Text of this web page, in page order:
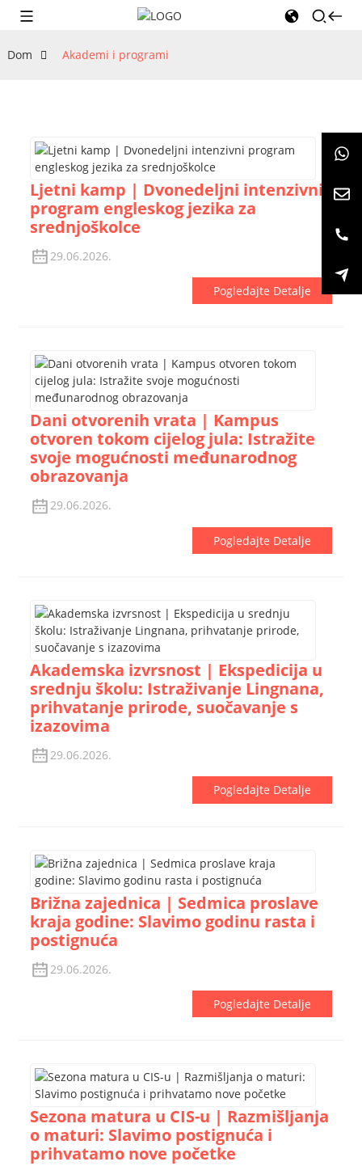
Dom Akademi i programi
Ljetni kamp | Dvonedeljni intenzivni
program engleskog jezika za
srednjoškolce
29.06.2026.
Pogledajte Detalje
Dani otvorenih vrata | Kampus
otvoren tokom cijelog jula: Istražite
svoje mogućnosti međunarodnog
obrazovanja
29.06.2026.
Pogledajte Detalje
Akademska izvrsnost | Ekspedicija u
srednju školu: Istraživanje Lingnana,
prihvatanje prirode, suočavanje s
izazovima
29.06.2026.
Pogledajte Detalje
Brižna zajednica | Sedmica proslave
kraja godine: Slavimo godinu rasta i
postignuća
29.06.2026.
Pogledajte Detalje
Sezona matura u CIS-u | Razmišljanja
o maturi: Slavimo postignuća i
prihvatamo nove početke